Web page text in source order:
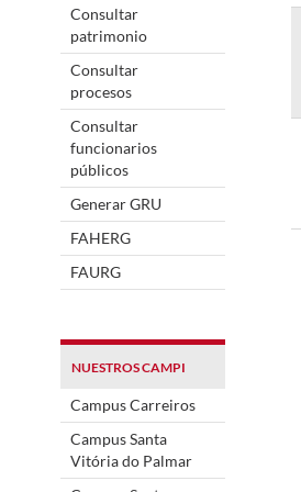
Consultar
patrimonio
Consultar
procesos
Consultar
funcionarios
públicos
Generar GRU
FAHERG
FAURG
NUESTROS CAMPI
Campus Carreiros
Campus Santa
Vitória do Palmar